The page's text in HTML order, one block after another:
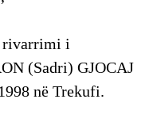
rivarrimi i
(Sadri) GJOCAJ
në Trekufi.